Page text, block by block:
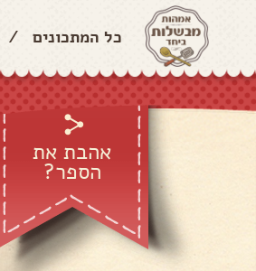
כל המתכונים /
אהבת את
הספר?